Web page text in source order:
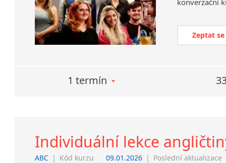
Zeptat
1 termín
Individuální lekce
ABC | Kód kurzu 09.01.2026 | Poslední aktualizace